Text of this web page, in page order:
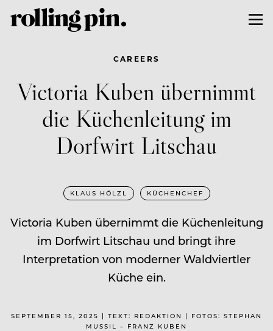
CAREERS
Victoria Kuben übernimmt
die Küchenleitung im
Dorfwirt Litschau
KLAUS HÖLZL KÜCHENCHEF
Victoria Kuben übernimmt die Küchenleitung
im Dorfwirt Litschau und bringt ihre
Interpretation von moderner Waldviertler
Küche ein.
SEPTEMBER 15, 2025 | TEXT: REDAKTION | FOTOS: STEPHAN
MUSSIL – FRANZ KUBEN